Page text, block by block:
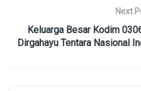
Next
Keluarga Besar Kodim
Dirgahayu Tentara Nasional